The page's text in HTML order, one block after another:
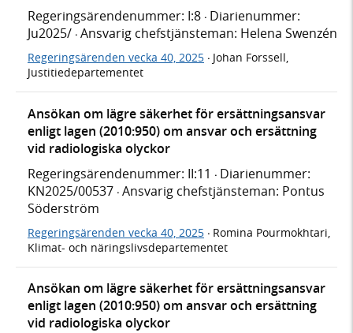
Regeringsärendenummer: I:8 · Diarienummer:
Ju2025/ · Ansvarig chefstjänsteman: Helena Swenzén
Regeringsärenden vecka 40, 2025 · Johan Forssell,
Justitiedepartementet
Ansökan om lägre säkerhet för ersättningsansvar
enligt lagen (2010:950) om ansvar och ersättning
vid radiologiska olyckor
Regeringsärendenummer: II:11 · Diarienummer:
KN2025/00537 · Ansvarig chefstjänsteman: Pontus
Söderström
Regeringsärenden vecka 40, 2025 · Romina Pourmokhtari,
Klimat- och näringslivsdepartementet
Ansökan om lägre säkerhet för ersättningsansvar
enligt lagen (2010:950) om ansvar och ersättning
vid radiologiska olyckor